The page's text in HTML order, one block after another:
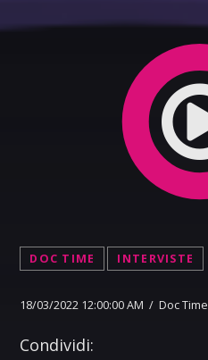
DOC TIME INTERVISTE
18/03/2022 12:00:00 AM / Doc Time
Condividi: